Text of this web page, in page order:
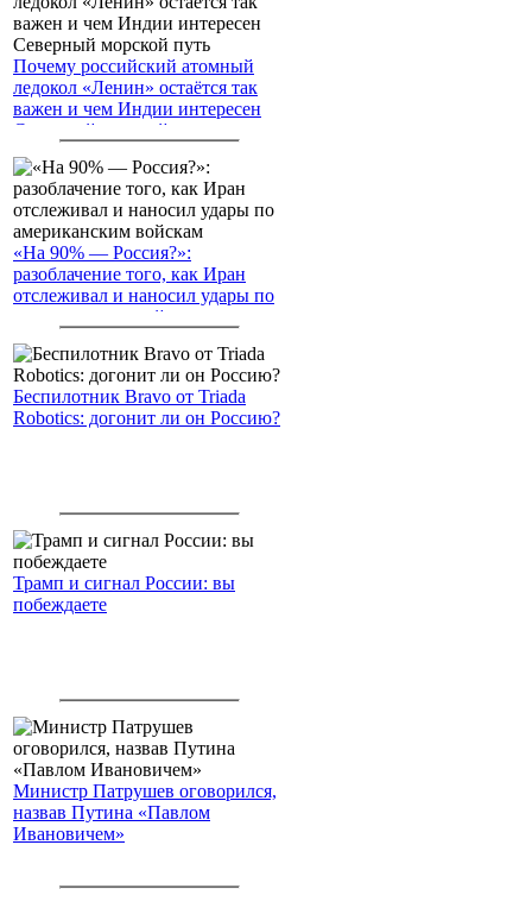
Почему российский атомный
ледокол «Ленин» остаётся так
важен и чем Индии интересен
Северный морской путь
«На 90% — Россия?»:
разоблачение того, как Иран
отслеживал и наносил удары по
американским войскам
Беспилотник Bravo от Triada
Robotics: догонит ли он Россию?
Трамп и сигнал России: вы
побеждаете
Министр Патрушев оговорился,
назвав Путина «Павлом
Ивановичем»